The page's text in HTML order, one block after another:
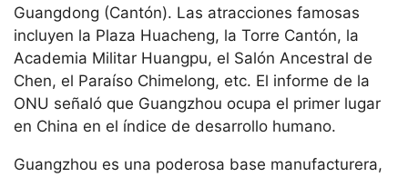
Guangdong (Cantón). Las atracciones famosas
incluyen la Plaza Huacheng, la Torre Cantón, la
Academia Militar Huangpu, el Salón Ancestral de
Chen, el Paraíso Chimelong, etc. El informe de la
ONU señaló que Guangzhou ocupa el primer lugar
en China en el índice de desarrollo humano.
Guangzhou es una poderosa base manufacturera,